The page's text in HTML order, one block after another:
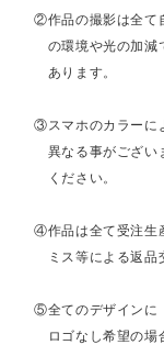
②作品の撮影は全て
の環境や光の加減
あります。
③スマホのカラーに
異なる事がござい
ください。
④作品は全て受注生
ミス等による返品
⑤全てのデザインに
ロゴなし希望の場